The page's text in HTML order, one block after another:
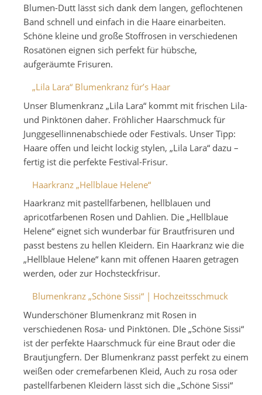
Blumen-Dutt lässt sich dank dem langen, geflochtenen
Band schnell und einfach in die Haare einarbeiten.
Schöne kleine und große Stoffrosen in verschiedenen
Rosatönen eignen sich perfekt für hübsche,
aufgeräumte Frisuren.
„Lila Lara“ Blumenkranz für’s Haar
Unser Blumenkranz „Lila Lara“ kommt mit frischen Lila-
und Pinktönen daher. Fröhlicher Haarschmuck für
Junggesellinnenabschiede oder Festivals. Unser Tipp:
Haare offen und leicht lockig stylen, „Lila Lara“ dazu –
fertig ist die perfekte Festival-Frisur.
Haarkranz „Hellblaue Helene“
Haarkranz mit pastellfarbenen, hellblauen und
apricotfarbenen Rosen und Dahlien. Die „Hellblaue
Helene“ eignet sich wunderbar für Brautfrisuren und
passt bestens zu hellen Kleidern. Ein Haarkranz wie die
„Hellblaue Helene“ kann mit offenen Haaren getragen
werden, oder zur Hochsteckfrisur.
Blumenkranz „Schöne Sissi“ | Hochzeitsschmuck
Wunderschöner Blumenkranz mit Rosen in
verschiedenen Rosa- und Pinktönen. DIe „Schöne Sissi“
ist der perfekte Haarschmuck für eine Braut oder die
Brautjungfern. Der Blumenkranz passt perfekt zu einem
weißen oder cremefarbenen Kleid, Auch zu rosa oder
pastellfarbenen Kleidern lässt sich die „Schöne Sissi“